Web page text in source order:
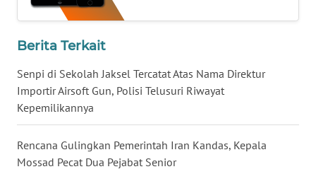
Berita Terkait
Senpi di Sekolah Jaksel Tercatat Atas Nama Direktur
Importir Airsoft Gun, Polisi Telusuri Riwayat
Kepemilikannya
Rencana Gulingkan Pemerintah Iran Kandas, Kepala
Mossad Pecat Dua Pejabat Senior
BENGKULU
WN
WN
JATENG
WN
NUSANTARA